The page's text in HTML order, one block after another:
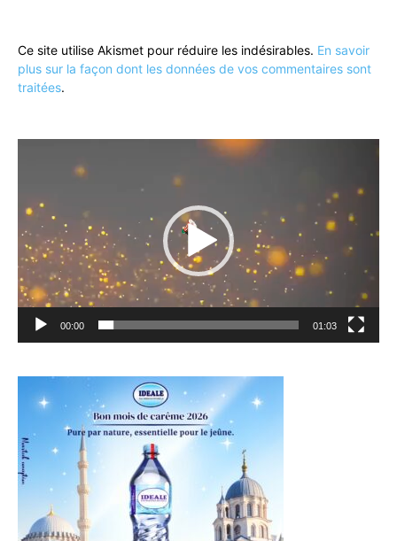
Ce site utilise Akismet pour réduire les indésirables. En savoir
plus sur la façon dont les données de vos commentaires sont
traitées.
00:00 01:03